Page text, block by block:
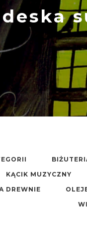
deska
KĄCIK MUZYCZNY
DREWNIE